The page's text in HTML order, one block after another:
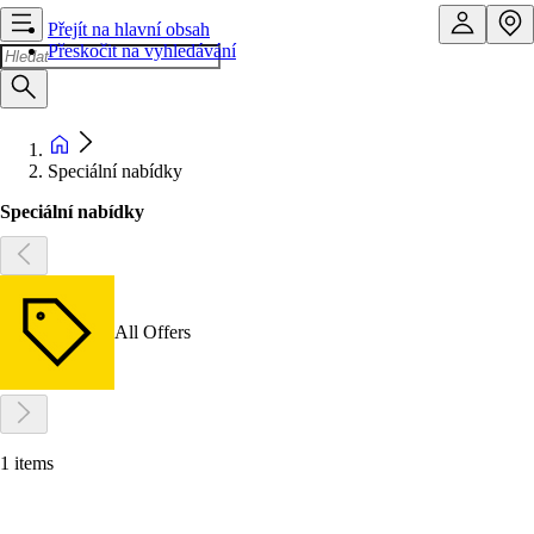
Přejít na hlavní obsah
Přeskočit na vyhledávání
Speciální nabídky
Speciální nabídky
All Offers
1 items